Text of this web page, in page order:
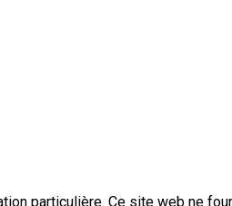
particulière. Ce site web ne